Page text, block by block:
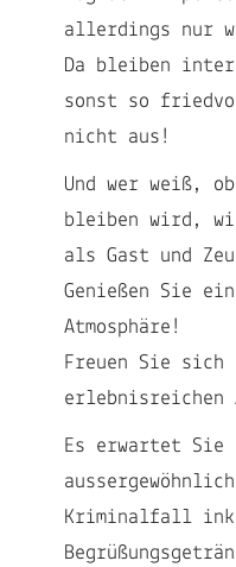
allerdings nur
Da bleiben
sonst so
nicht aus!
Und wer weiß,
bleiben wird,
als Gast und
Genießen Sie
Atmosphäre!
Freuen Sie sich
erlebnisreichen
Es erwartet Sie
Kriminalfall